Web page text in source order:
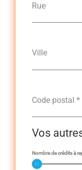
Rue
Ville
Code postal*
Vos
Nombre de crédits à